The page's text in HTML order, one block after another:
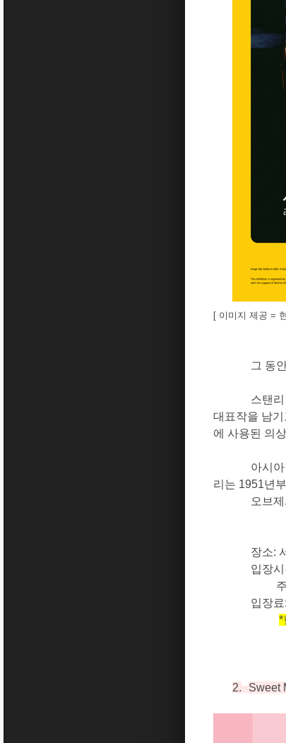
[ 이미지 제공 =
그 동
스탠
대표작을 남
에 사용된 의상
아시
리는 1951년
오브
장소:
입장
입장료:
*
2. Sweet